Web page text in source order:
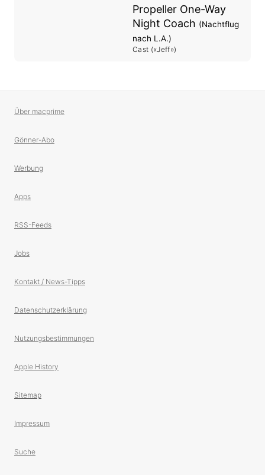
Propeller One-Way
Night Coach (Nachtflug
nach L.A.)
Cast («Jeff»)
Über macprime
Gönner-Abo
Werbung
Apps
RSS-Feeds
Jobs
Kontakt / News-Tipps
Datenschutzerklärung
Nutzungsbestimmungen
Apple History
Sitemap
Impressum
Suche